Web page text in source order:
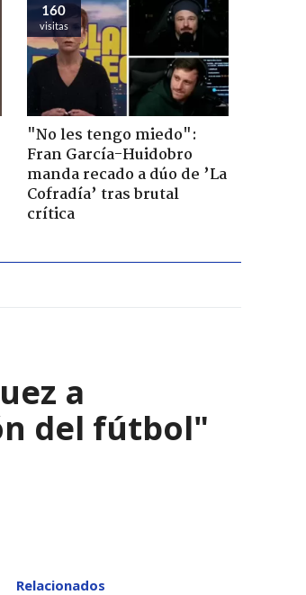
160
visitas
"No les tengo miedo":
Fran García-Huidobro
manda recado a dúo de ’La
Cofradía’ tras brutal
crítica
a
del fútbol"
Relacionados